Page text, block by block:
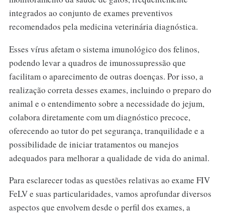
integrados ao conjunto de exames preventivos
recomendados pela medicina veterinária diagnóstica.
Esses vírus afetam o sistema imunológico dos felinos,
podendo levar a quadros de imunossupressão que
facilitam o aparecimento de outras doenças. Por isso, a
realização correta desses exames, incluindo o preparo do
animal e o entendimento sobre a necessidade do jejum,
colabora diretamente com um diagnóstico precoce,
oferecendo ao tutor do pet segurança, tranquilidade e a
possibilidade de iniciar tratamentos ou manejos
adequados para melhorar a qualidade de vida do animal.
Para esclarecer todas as questões relativas ao exame FIV
FeLV e suas particularidades, vamos aprofundar diversos
aspectos que envolvem desde o perfil dos exames, a